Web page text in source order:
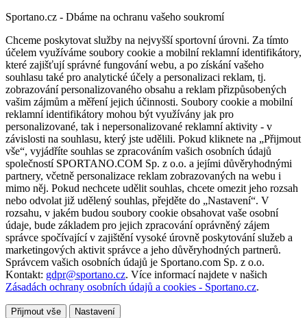
Sportano.cz - Dbáme na ochranu vašeho soukromí
Chceme poskytovat služby na nejvyšší sportovní úrovni. Za tímto
účelem využíváme soubory cookie a mobilní reklamní identifikátory,
které zajišťují správné fungování webu, a po získání vašeho
souhlasu také pro analytické účely a personalizaci reklam, tj.
zobrazování personalizovaného obsahu a reklam přizpůsobených
vašim zájmům a měření jejich účinnosti. Soubory cookie a mobilní
reklamní identifikátory mohou být využívány jak pro
personalizované, tak i nepersonalizované reklamní aktivity - v
závislosti na souhlasu, který jste udělili. Pokud kliknete na „Přijmout
vše“, vyjádříte souhlas se zpracováním vašich osobních údajů
společností SPORTANO.COM Sp. z o.o. a jejími důvěryhodnými
partnery, včetně personalizace reklam zobrazovaných na webu i
mimo něj. Pokud nechcete udělit souhlas, chcete omezit jeho rozsah
nebo odvolat již udělený souhlas, přejděte do „Nastavení“. V
rozsahu, v jakém budou soubory cookie obsahovat vaše osobní
údaje, bude základem pro jejich zpracování oprávněný zájem
správce spočívající v zajištění vysoké úrovně poskytování služeb a
marketingových aktivit správce a jeho důvěryhodných partnerů.
Správcem vašich osobních údajů je Sportano.com Sp. z o.o.
Kontakt: gdpr@sportano.cz. Více informací najdete v našich
Zásadách ochrany osobních údajů a cookies - Sportano.cz.
Přijmout vše Nastavení